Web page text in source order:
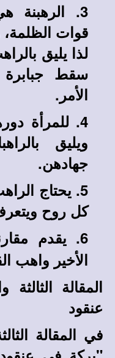
3.
قوات
لذا يليق
سقط جبابرة
الأمر.
4. للمرأة
ويليق
جهادهن.
5. يحتاج
كل روح
6.
يقدم
الأخير واهب
المقالة
عنقود
في المقالة